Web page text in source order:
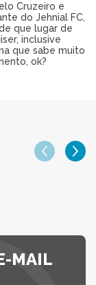
Cruzeiro e
do Jehnial FC,
que lugar de
inclusive
que sabe muito
ok?
MAIL